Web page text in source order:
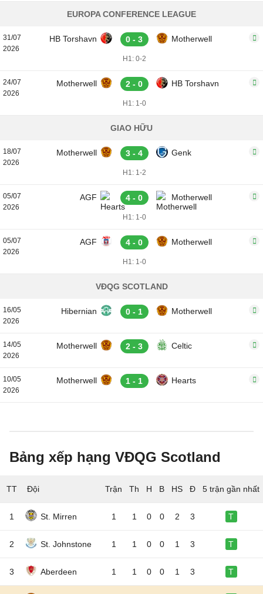
EUROPA CONFERENCE LEAGUE
31/07
2026
HB Torshavn 0 - 3 Motherwell
H1: 0-2
24/07
2026
Motherwell 2 - 0 HB Torshavn
H1: 1-0
GIAO HỮU
18/07
2026
Motherwell 3 - 4 Genk
H1: 1-2
05/07
2026
AGF 4 - 0 Motherwell
H1: 1-0
05/07
2026
AGF 4 - 0 Motherwell
H1: 1-0
VĐQG SCOTLAND
16/05
2026
Hibernian 0 - 1 Motherwell
14/05
2026
Motherwell 2 - 3 Celtic
10/05
2026
Motherwell 1 - 1 Hearts
Bảng xếp hạng VĐQG Scotland
TT Đội 5 trận gần nhất
1 St. Mirren 1 1 0 0 2 3 T
2 St. Johnstone 1 1 0 0 1 3 T
3 Aberdeen 1 1 0 0 1 3 T